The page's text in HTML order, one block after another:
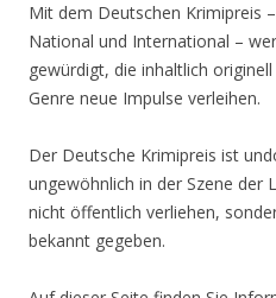
Mit dem Deutschen Krimipreis
National und International –
gewürdigt, die inhaltlich
Genre neue Impulse verleihen.
Der Deutsche Krimipreis ist
ungewöhnlich in der Szene der
nicht öffentlich verliehen,
bekannt gegeben.